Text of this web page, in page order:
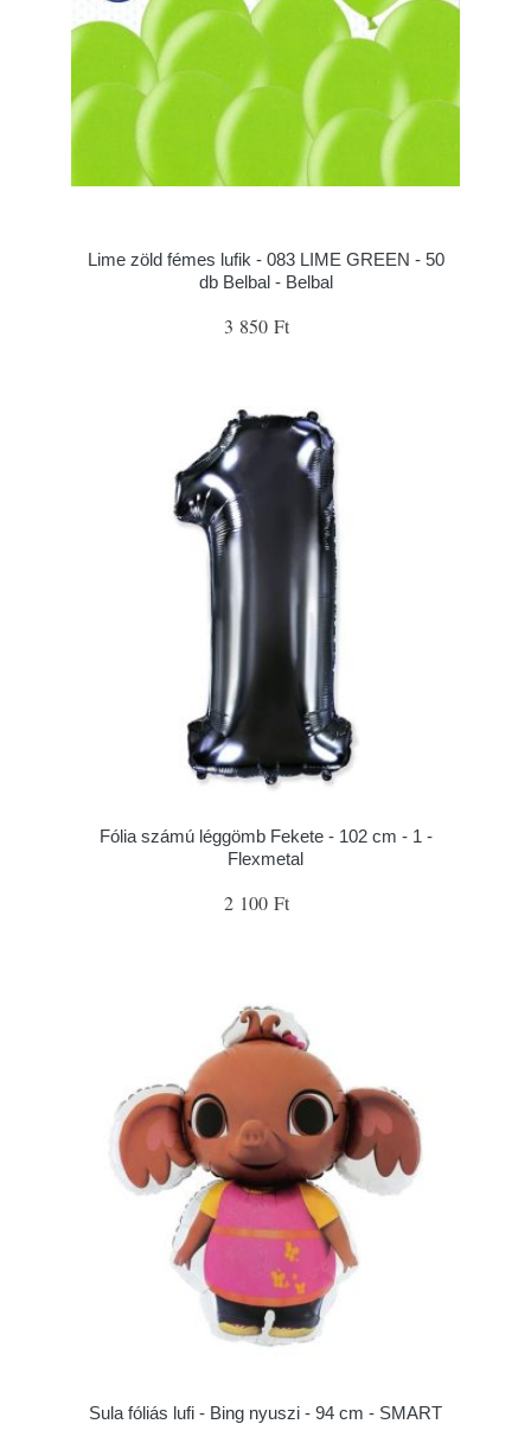
Lime zöld fémes lufik - 083 LIME GREEN - 50
db Belbal - Belbal
3 850 Ft
Fólia számú léggömb Fekete - 102 cm - 1 -
Flexmetal
2 100 Ft
Sula fóliás lufi - Bing nyuszi - 94 cm - SMART